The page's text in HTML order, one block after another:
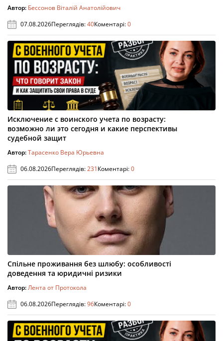
Автор: Бессонов Віталій Анатолійович
07.08.2026Переглядів:40Коментарі:0
Исключение с воинского учета по возрасту:
возможно ли это сегодня и какие перспективы
судебной защит
Автор:Тарасенко Вера Юрьевна
06.08.2026Переглядів:231Коментарі:0
Спільне проживання без шлюбу: особливості
доведення та юридичні ризики
Автор:Лента от Протокола
06.08.2026Переглядів:96Коментарі:0